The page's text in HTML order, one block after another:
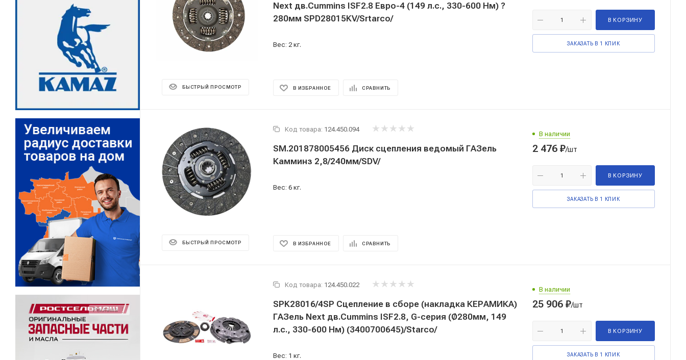
БЫСТРЫЙ ПРОСМОТР
Next дв.Cummins ISF2.8 Евро-4 (149 л.с., 330-600 Нм) ?
280мм SPD28015KV/Srtarco/
Вес: 2 кг.
В ИЗБРАННОЕ СРАВНИТЬ
В КОРЗИНУ
ЗАКАЗАТЬ В 1 КЛИК
БЫСТРЫЙ ПРОСМОТР
Код товара: 124.450.094
SM.201878005456 Диск сцепления ведомый ГАЗель
Камминз 2,8/240мм/SDV/
Вес: 6 кг.
В ИЗБРАННОЕ СРАВНИТЬ
В наличии
2 476 ₽/шт
В КОРЗИНУ
ЗАКАЗАТЬ В 1 КЛИК
Код товара: 124.450.022
SPK28016/4SP Сцепление в сборе (накладка КЕРАМИКА)
ГАЗель Next дв.Cummins ISF2.8, G-серия (Ø280мм, 149
л.с., 330-600 Нм) (3400700645)/Starco/
Вес: 1 кг.
В наличии
25 906 ₽/шт
В КОРЗИНУ
ЗАКАЗАТЬ В 1 КЛИК
Реклама ⋮